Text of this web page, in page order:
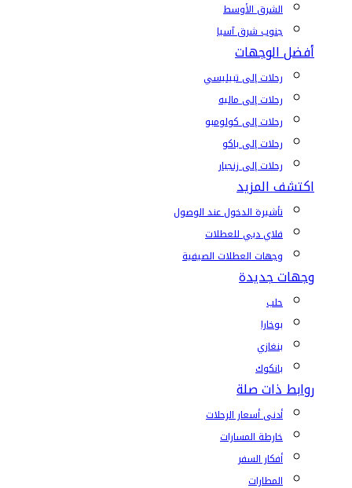
الشرق الأوسط
جنوب شرق آسيا
أفضل الوجهات
رحلات إلى تبيليسي
رحلات إلى ماليه
رحلات إلى كولومبو
رحلات إلى باكو
رحلات إلى زنجبار
اكتشف المزيد
تأشيرة الدخول عند الوصول
فلاي دبي للعطلات
وجهات العطلات الصيفية
وجهات جديدة
حلب
بوخارا
بنغازي
بانكوك
روابط ذات صلة
أدنى أسعار الرحلات
خارطة المسارات
أفكار السفر
المطارات